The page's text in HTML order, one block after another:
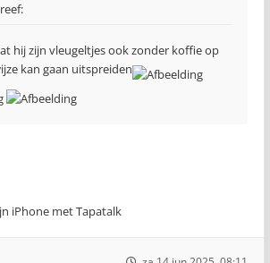
hij zijn vleugeltjes ook zonder koffie op
kan gaan uitspreiden
iPhone met Tapatalk